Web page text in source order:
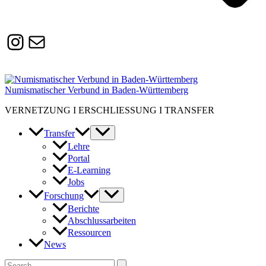
Instagram
Susanne.Boerner@zaw.uni-
heidelberg.de
Numismatischer Verbund in Baden-Württemberg
VERNETZUNG I ERSCHLIESSUNG I TRANSFER
Transfer
Lehre
Portal
E-Learning
Jobs
Forschung
Berichte
Abschlussarbeiten
Ressourcen
News